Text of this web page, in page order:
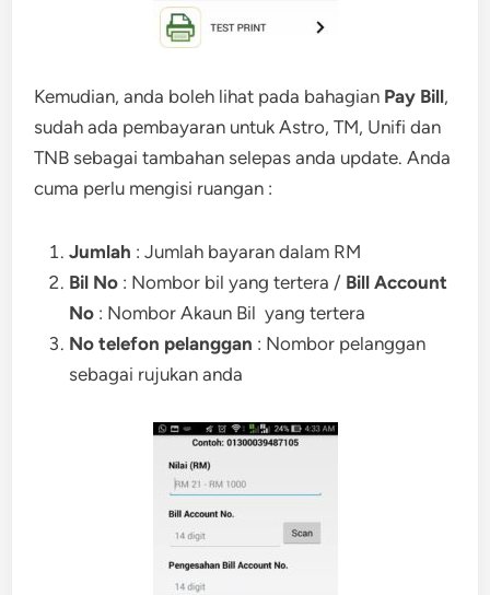
Kemudian, anda boleh lihat pada bahagian Pay Bill,
sudah ada pembayaran untuk Astro, TM, Unifi dan
TNB sebagai tambahan selepas anda update. Anda
cuma perlu mengisi ruangan :
Jumlah : Jumlah bayaran dalam RM
Bil No : Nombor bil yang tertera / Bill Account
No : Nombor Akaun Bil yang tertera
No telefon pelanggan : Nombor pelanggan
sebagai rujukan anda